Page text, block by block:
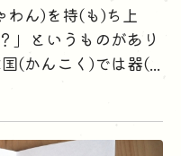
ん)を持(も)ち上
」というものがあり
(かんこく)では器(...